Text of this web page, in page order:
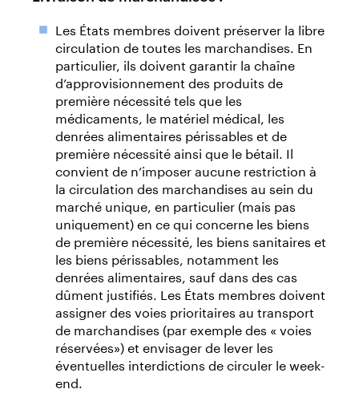
Les États membres doivent préserver la libre
circulation de toutes les marchandises. En
particulier, ils doivent garantir la chaîne
d’approvisionnement des produits de
première nécessité tels que les
médicaments, le matériel médical, les
denrées alimentaires périssables et de
première nécessité ainsi que le bétail. Il
convient de n’imposer aucune restriction à
la circulation des marchandises au sein du
marché unique, en particulier (mais pas
uniquement) en ce qui concerne les biens
de première nécessité, les biens sanitaires et
les biens périssables, notamment les
denrées alimentaires, sauf dans des cas
dûment justifiés. Les États membres doivent
assigner des voies prioritaires au transport
de marchandises (par exemple des « voies
réservées») et envisager de lever les
éventuelles interdictions de circuler le week-
end.